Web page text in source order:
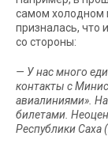
самом холодном
призналась,
со стороны:
— У нас много
контакты с
авиалиниями».
билетами.
Республики Саха